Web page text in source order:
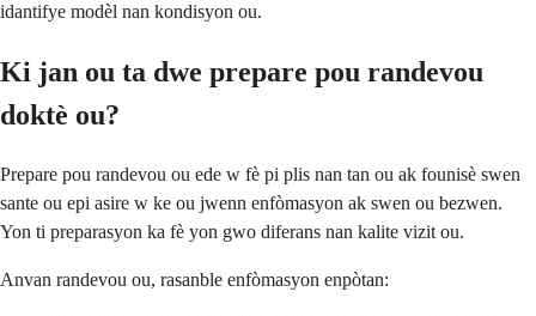
idantifye modèl nan kondisyon ou.
Ki jan ou ta dwe prepare pou randevou
doktè ou?
Prepare pou randevou ou ede w fè pi plis nan tan ou ak founisè swen
sante ou epi asire w ke ou jwenn enfòmasyon ak swen ou bezwen.
Yon ti preparasyon ka fè yon gwo diferans nan kalite vizit ou.
Anvan randevou ou, rasanble enfòmasyon enpòtan: